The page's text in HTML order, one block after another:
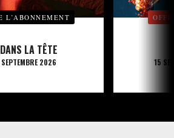
L’ABONNEMENT
LA TÊTE
2026 15